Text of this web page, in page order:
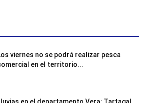
viernes no se podrá realizar pesca
en el territorio...